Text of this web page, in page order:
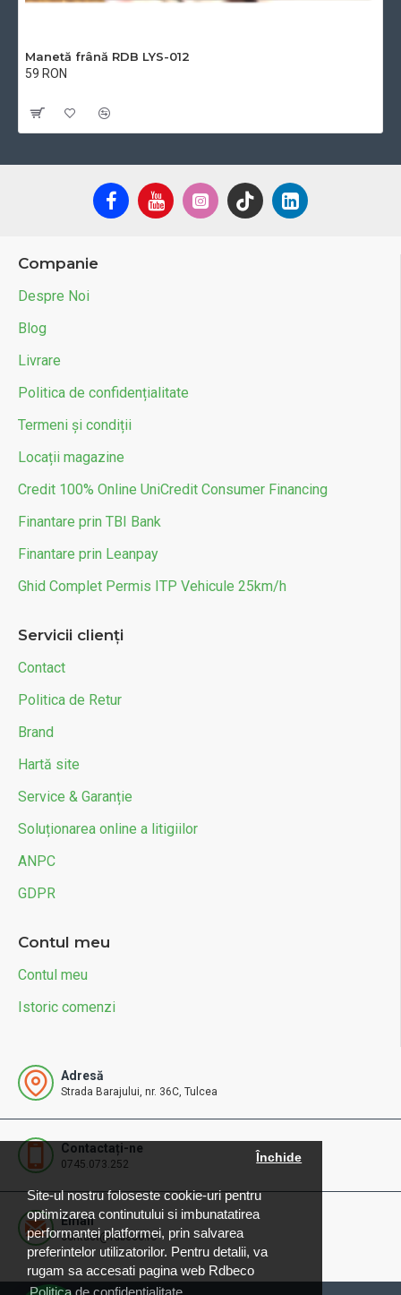
Site-ul nostru foloseste cookie-uri pentru
optimizarea continutului si imbunatatirea
performantei platformei, prin salvarea
preferintelor utilizatorilor. Pentru detalii, va
rugam sa accesati pagina web Rdbeco
Închide
Manetă frână RDB LYS-012
59 RON
Companie
Despre Noi
Blog
Livrare
Politica de confidențialitate
Termeni și condiții
Locații magazine
Credit 100% Online UniCredit Consumer Financing
Finantare prin TBI Bank
Finantare prin Leanpay
Ghid Complet Permis ITP Vehicule 25km/h
Servicii clienți
Contact
Politica de Retur
Brand
Hartă site
Service & Garanție
Soluționarea online a litigiilor
ANPC
GDPR
Contul meu
Contul meu
Istoric comenzi
Adresă
Strada Barajului, nr. 36C, Tulcea
Contactați-ne
0745.073.252
Email
contact@rdbeco.ro